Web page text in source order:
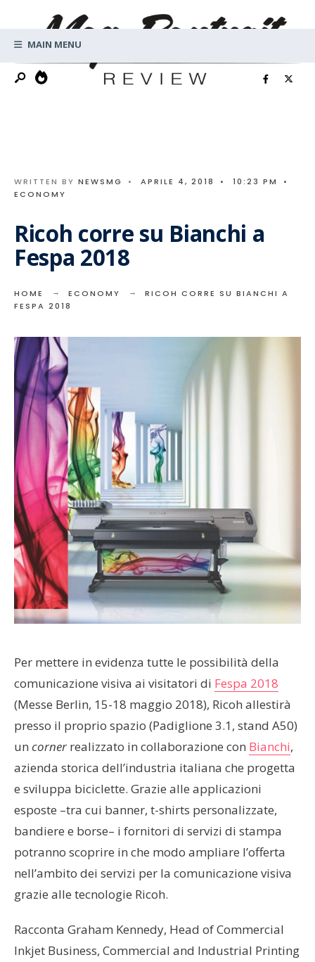
contentMAIN MENU
WRITTEN BY NEWSMG • APRILE 4, 2018 • 10:23 PM
•
ECONOMY
Ricoh corre su Bianchi a
Fespa 2018
HOME ECONOMY
RICOH CORRE SU BIANCHI A
FESPA 2018
Per mettere in evidenza tutte le possibilità della
comunicazione visiva ai visitatori di Fespa 2018
(Messe Berlin, 15-18 maggio 2018), Ricoh allestirà
presso il proprio spazio (Padiglione 3.1, stand A50)
un corner realizzato in collaborazione con Bianchi,
azienda storica dell’industria italiana che progetta
e sviluppa biciclette. Grazie alle applicazioni
esposte –tra cui banner, t-shirts personalizzate,
bandiere e borse– i fornitori di servizi di stampa
potranno scoprire in che modo ampliare l’offerta
nell’ambito dei servizi per la comunicazione visiva
grazie alle tecnologie Ricoh.
Racconta Graham Kennedy, Head of Commercial
Inkjet Business, Commercial and Industrial Printing